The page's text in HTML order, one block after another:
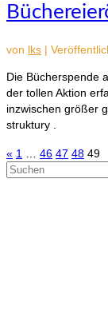
von lks |
Die Bücherspende
der tollen Aktion
inzwischen größer
struktury .
der
« 1 46 47 48 49
Suchen